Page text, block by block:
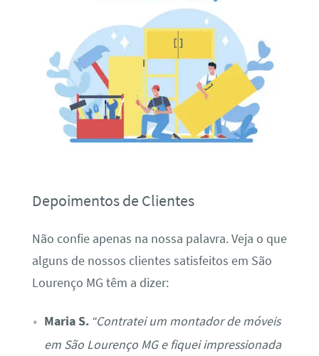
Depoimentos de Clientes
Não confie apenas na nossa palavra. Veja o que
alguns de nossos clientes satisfeitos em São
Lourenço MG têm a dizer:
Maria S. “Contratei um montador de móveis
em São Lourenço MG e fiquei impressionada